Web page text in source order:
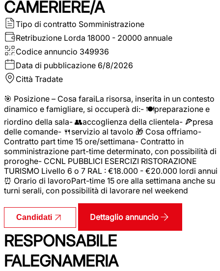
CAMERIERE/A
Tipo di contratto Somministrazione
Retribuzione Lorda 18000 - 20000 annuale
Codice annuncio 349936
Data di pubblicazione 6/8/2026
Città Tradate
🎯 Posizione – Cosa faraiLa risorsa, inserita in un contesto
dinamico e famigliare, si occuperà di:- 🍽️preparazione e
riordino della sala- 👥accoglienza della clientela- 🍕presa
delle comande- 🍴servizio al tavolo 🎁 Cosa offriamo-
Contratto part time 15 ore/settimana- Contratto in
somministrazione part-time determinato, con possibilità di
proroghe- CCNL PUBBLICI ESERCIZI RISTORAZIONE
TURISMO Livello 6 o 7 RAL : €18.000 - €20.000 lordi annui
⏰ Orario di lavoroPart-time 15 ore alla settimana anche su
turni serali, con possibilità di lavorare nel weekend
Candidati Dettaglio annuncio
RESPONSABILE
FALEGNAMERIA